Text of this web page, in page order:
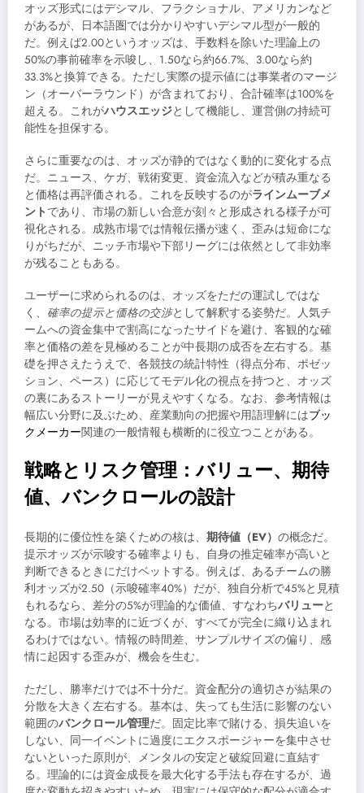
オッズ形式にはデシマル、フラクショナル、アメリカンなど
があるが、日本語圏では分かりやすいデシマル型が一般的
だ。例えば2.00というオッズは、手数料を除いた理論上の
50%の事前確率を示唆し、1.50なら約66.7%、3.00なら約
33.3%と換算できる。ただし実際の提示値には事業者のマージ
ン（オーバーラウンド）が含まれており、合計確率は100%を
超える。これがハウスエッジとして機能し、運営側の持続可
能性を担保する。
さらに重要なのは、オッズが静的ではなく動的に変化する点
だ。ニュース、ケガ、戦術変更、資金流入などが積み重なる
と価格は再評価される。これを反映するのがラインムーブメ
ント であり、市場の新しい合意が刻々と形成される様子が可
視化される。成熟市場では情報伝播が速く、歪みは短命にな
りがちだが、ニッチ市場や下部リーグには依然として非効率
が残ることもある。
ユーザーに求められるのは、オッズをただの運試しではな
く、 確率の提示と価格の交渉として解釈する姿勢だ。人気チ
ームへの資金集中で割高になったサイドを避け、客観的な確
率と価格の差を見極めることが中長期の成否を左右する。基
礎を押さえたうえで、各競技の統計特性（得点分布、ポゼッ
ション、ペース）に応じてモデル化の視点を持つと、オッズ
の裏にあるストーリーが見えやすくなる。なお、参考情報は
幅広い分野に及ぶため、産業動向の把握や用語理解にはブッ
クメーカー関連の一般情報も横断的に役立つことがある。
戦略とリスク管理：バリュー、期待
値、バンクロールの設計
長期的に優位性を築くための核は、 期待値（EV） の概念だ。
提示オッズが示唆する確率よりも、自身の推定確率が高いと
判断できるときにだけベットする。例えば、あるチームの勝
利オッズが2.50（示唆確率40%）だが、独自分析で45%と見積
もれるなら、差分の5%が理論的な価値、すなわちバリューと
なる。市場は効率的に近づくが、すべてが完全に織り込まれ
るわけではない。情報の時間差、サンプルサイズの偏り、感
情に起因する歪みが、機会を生む。
ただし、勝率だけでは不十分だ。資金配分の適切さが結果の
分散を大きく左右する。基本は、失っても生活に影響のない
範囲のバンクロール管理だ。固定比率で賭ける、損失追いを
しない、同一イベントに過度にエクスポージャーを集中させ
ないといった原則が、メンタルの安定と破綻回避に直結す
る。理論的には資金成長を最大化する手法も存在するが、過